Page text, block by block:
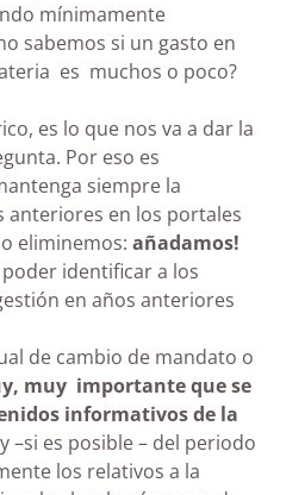
mínimamente
sabemos si un gasto en
es muchos o poco?
es lo que nos va a dar la
Por eso es
siempre la
anteriores en los portales
eliminemos: añadamos!
identificar a los
en años anteriores
de cambio de mandato o
muy importante que se
informativos de la
y –si es posible – del periodo
los relativos a la